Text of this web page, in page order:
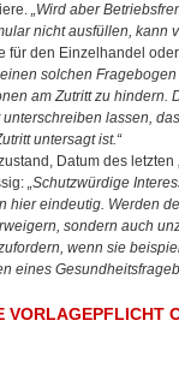
„Wird aber
nicht ausfüllen, kann
für den Einzelhandel
solchen
am Zutritt zu hindern.
lassen,
untersagt ist.“
Datum des letzten
„Schutzwürdige
eindeutig. Werden
sondern auch
wenn sie
eines